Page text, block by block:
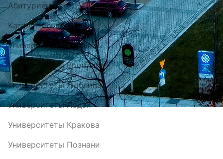
Абитуриенту
Каталог общежитий
Университеты Варшавы
Университеты Вроцлава
Университеты Люблина
Университеты Лодзи
Университеты Кракова
Университеты Познани